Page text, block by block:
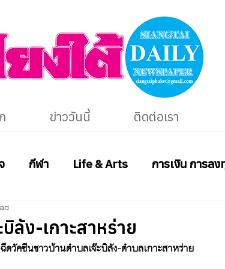
ข่าววันนี้ ติดต่อเรา
กีฬา Life & Arts การเงิน การล
ลัง-เกาะสาหร่าย
คซีนชาวบ้านตำบลเจ๊ะบิลัง-ตำบลเกาะสาหร่าย